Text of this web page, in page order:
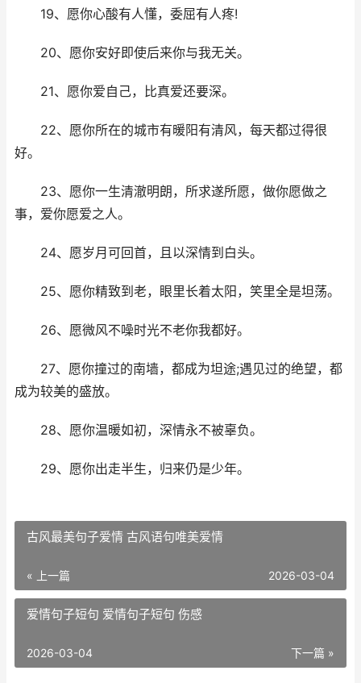
19、愿你心酸有人懂，委屈有人疼!
20、愿你安好即使后来你与我无关。
21、愿你爱自己，比真爱还要深。
22、愿你所在的城市有暖阳有清风，每天都过得很
好。
23、愿你一生清澈明朗，所求遂所愿，做你愿做之
事，爱你愿爱之人。
24、愿岁月可回首，且以深情到白头。
25、愿你精致到老，眼里长着太阳，笑里全是坦荡。
26、愿微风不噪时光不老你我都好。
27、愿你撞过的南墙，都成为坦途;遇见过的绝望，都
成为较美的盛放。
28、愿你温暖如初，深情永不被辜负。
29、愿你出走半生，归来仍是少年。
古风最美句子爱情 古风语句唯美爱情
« 上一篇 2026-03-04
爱情句子短句 爱情句子短句 伤感
下一篇 »
2026-03-04